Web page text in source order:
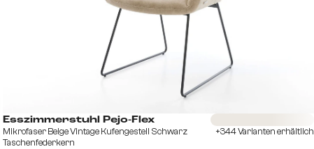
Esszimmerstuhl Pejo-Flex
Mikrofaser Beige Vintage Kufengestell Schwarz
Taschenfederkern
+344 Varianten erhältlich